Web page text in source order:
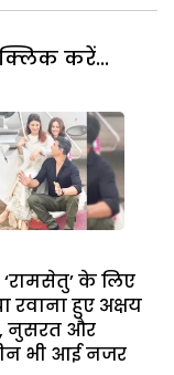
करें...
के लिए
रवाना हुए अक्षय
नुसरत और
भी आई नजर